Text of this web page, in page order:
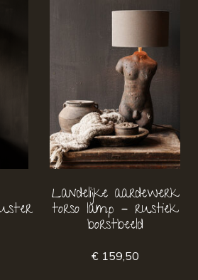
Landelijke aardewerk
torso lamp – rustiek
borstbeeld
€ 159,50